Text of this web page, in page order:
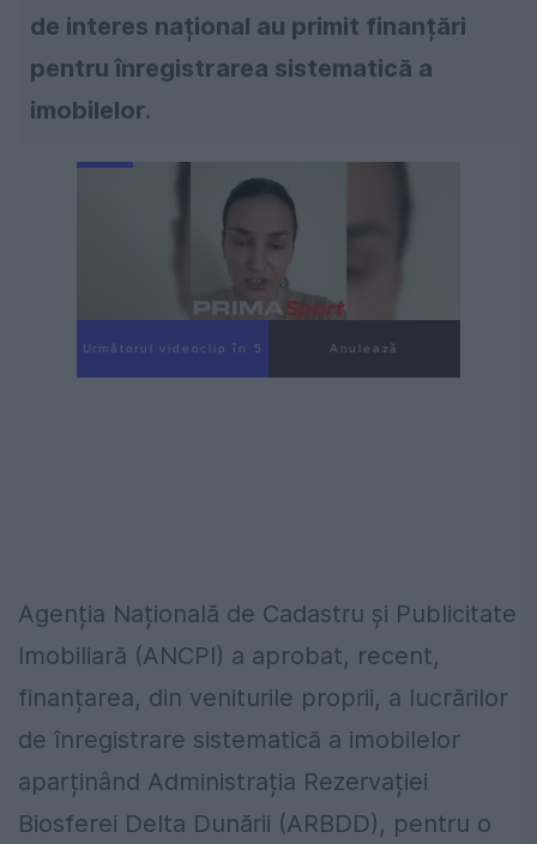
de interes național au primit finanțări
pentru înregistrarea sistematică a
imobilelor.
Următorul videoclip în 4 Anulează
Agenția Națională de Cadastru și Publicitate
Imobiliară (ANCPI) a aprobat, recent,
finanțarea, din veniturile proprii, a lucrărilor
de înregistrare sistematică a imobilelor
aparținând Administrația Rezervației
Biosferei Delta Dunării (ARBDD), pentru o